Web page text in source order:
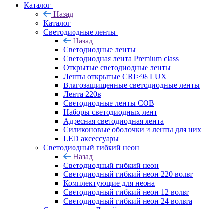
Каталог
Назад
Каталог
Светодиодные ленты
Назад
Светодиодные ленты
Светодиодная лента Premium class
Открытые светодиодные ленты
Ленты открытые CRI>98 LUX
Влагозащищенные светодиодные ленты
Лента 220в
Светодиодные ленты COB
Наборы светодиодных лент
Адресная светодиодная лента
Силиконовые оболочки и ленты для них
LED аксессуары
Светодиодный гибкий неон
Назад
Светодиодный гибкий неон
Светодиодный гибкий неон 220 вольт
Комплектующие для неона
Светодиодный гибкий неон 12 вольт
Светодиодный гибкий неон 24 вольта